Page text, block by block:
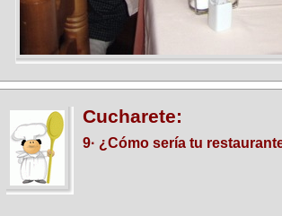
Cucharete:
9· ¿Cómo sería tu